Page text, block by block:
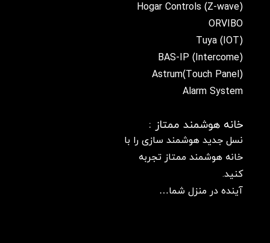
Hogar Controls (Z-wave)
ORVIBO
Tuya (IOT)
BAS-IP (Intercome)
(Touch Panel)Astrum
Alarm System
خانه هوشمند ممتاز :
نسل جدید هوشمند سازی را با
خانه هوشمند ممتاز تجربه
کنید.
آینده در منزل شما…